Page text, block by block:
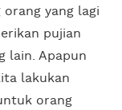
yang lagi
pujian
lain. Apapun
lakukan
orang